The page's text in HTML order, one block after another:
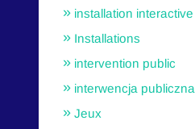
installation interactive
Installations
intervention public
interwencja publiczna
Jeux